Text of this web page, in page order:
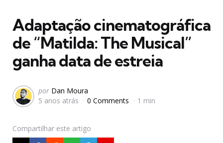
Adaptação cinematográfica
de “Matilda: The Musical”
ganha data de estreia
Postado
por
por Dan Moura
5 anos atrás
0 Comments 1 min
Compartilhar este artigo